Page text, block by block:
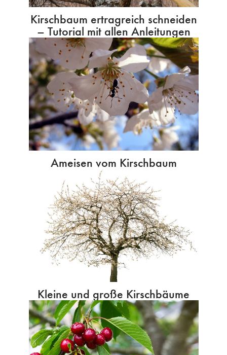
Kirschbaum ertragreich schneiden
– Tutorial mit allen Anleitungen
Ameisen vom Kirschbaum
Kleine und große Kirschbäume